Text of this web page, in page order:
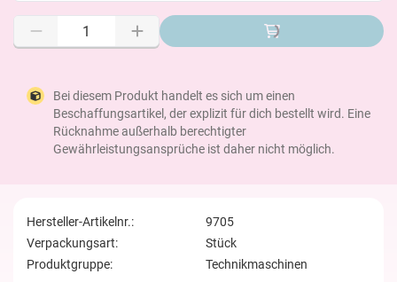
Bei diesem Produkt handelt es sich um einen
Beschaffungsartikel, der explizit für dich bestellt wird. Eine
Rücknahme außerhalb berechtigter
Gewährleistungsansprüche ist daher nicht möglich.
Hersteller-Artikelnr.:
9705
Verpackungsart:
Stück
Produktgruppe:
Technikmaschinen